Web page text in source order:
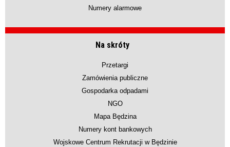
Numery alarmowe
Na skróty
Przetargi
Zamówienia publiczne
Gospodarka odpadami
NGO
Mapa Będzina
Numery kont bankowych
Wojskowe Centrum Rekrutacji w Będzinie